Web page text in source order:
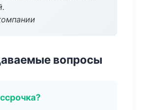
вопросы